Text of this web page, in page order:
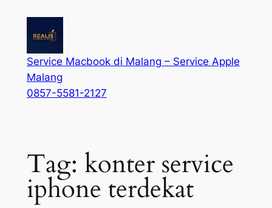
Service Macbook di Malang – Service Apple
Malang
0857-5581-2127
Tag: konter service
iphone terdekat